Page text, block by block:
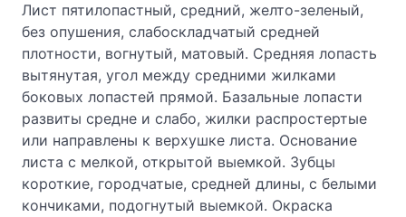
Лист пятилопастный, средний, желто-зеленый,
без опушения, слабоскладчатый средней
плотности, вогнутый, матовый. Средняя лопасть
вытянутая, угол между средними жилками
боковых лопастей прямой. Базальные лопасти
развиты средне и слабо, жилки распростертые
или направлены к верхушке листа. Основание
листа с мелкой, открытой выемкой. Зубцы
короткие, городчатые, средней длины, с белыми
кончиками, подогнутый выемкой. Окраска